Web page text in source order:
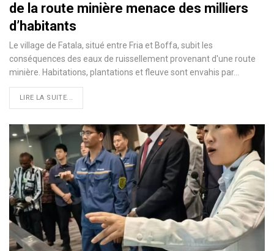
de la route minière menace des milliers
d’habitants
Le village de Fatala, situé entre Fria et Boffa, subit les
conséquences des eaux de ruissellement provenant d'une route
minière. Habitations, plantations et fleuve sont envahis par…
LIRE LA SUITE...